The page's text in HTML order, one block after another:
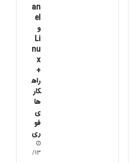
an
el
و
Li
nu
x
+
راه
کار
ها
ی
فو
ری
1405/02/13